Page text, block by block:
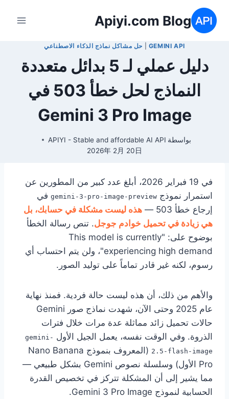
التجاوز
المحتوى
Apiyi.com Blog
GEMINI API حل مشاكل نماذج الذكاء الاصطناعي
دليل عملي لـ 5 بدائل متعددة
النماذج لحل خطأ 503 في
Gemini 3 Pro Image
بواسطة APIYI - Stable and affordable AI API
2026年 2月 20日
في 19 فبراير 2026، أبلغ عدد كبير من المطورين عن
استمرار نموذج gemini-3-pro-image-preview في
إرجاع خطأ 503 —
هذه ليست مشكلة في حسابك، بل
هي زيادة في تحميل خوادم جوجل. تنص رسالة الخطأ
بوضوح على: "This model is currently
experiencing high demand"، ولن يتم احتساب أي
رسوم، لكنه غير قادر تماماً على توليد الصور.
والأهم من ذلك، أن هذه ليست حالة فردية. فمنذ نهاية
عام 2025 وحتى الآن، شهدت نماذج صور Gemini
حالات تحميل زائد مماثلة عدة مرات خلال فترات
الذروة. وفي الوقت نفسه، يعمل الجيل الأول gemini-
2.5-flash-image
(المعروف بنموذج Nano Banana
Pro الأول) وسلسلة نصوص Gemini بشكل طبيعي —
مما يشير إلى أن المشكلة تتركز في تخصيص القدرة
الحسابية لنموذج Gemini 3 Pro Image.